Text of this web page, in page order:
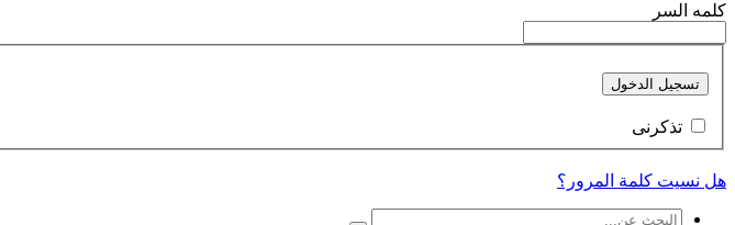
كلمه السر
تسجيل الدخول
تذكرنى
هل نسيت كلمة المرور؟